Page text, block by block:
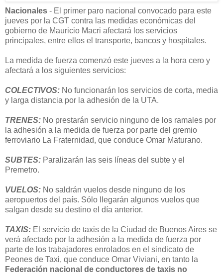
Nacionales - El primer paro nacional convocado para este
jueves por la CGT contra las medidas económicas del
gobierno de Mauricio Macri afectará los servicios
principales, entre ellos el transporte, bancos y hospitales.
La medida de fuerza comenzó este jueves a la hora cero y
afectará a los siguientes servicios:
COLECTIVOS: No funcionarán los servicios de corta, media
y larga distancia por la adhesión de la UTA.
TRENES: No prestarán servicio ninguno de los ramales por
la adhesión a la medida de fuerza por parte del gremio
ferroviario La Fraternidad, que conduce Omar Maturano.
SUBTES: Paralizarán las seis líneas del subte y el
Premetro.
VUELOS: No saldrán vuelos desde ninguno de los
aeropuertos del país. Sólo llegarán algunos vuelos que
salgan desde su destino el día anterior.
TAXIS: El servicio de taxis de la Ciudad de Buenos Aires se
verá afectado por la adhesión a la medida de fuerza por
parte de los trabajadores enrolados en el sindicato de
Peones de Taxi, que conduce Omar Viviani, en tanto la
Federación nacional de conductores de taxis no